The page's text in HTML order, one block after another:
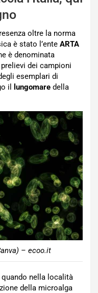
oltre la norma
è stato l’ente ARTA
è denominata
dei campioni
esemplari di
il
lungomare della
– ecoo.it
nella località
della microalga